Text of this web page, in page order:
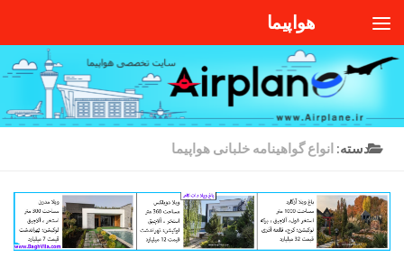
هواپیما
دسته: انواع گواهینامه خلبانی هواپیما